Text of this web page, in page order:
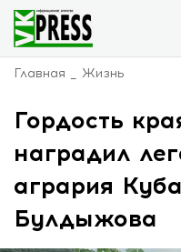
Главная Жизнь
Гордость
наградил
агрария
Булдыжова